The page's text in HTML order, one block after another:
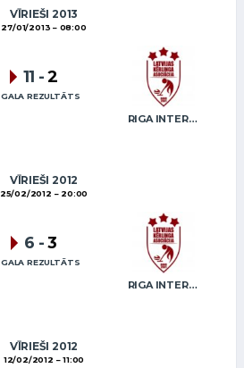
VĪRIEŠI 2013
27/01/2013 08:00
RIGA INTERNATIONAL CURLING CLUB / GRAY
11 -2
GALA REZULTĀTS
VĪRIEŠI 2012
25/02/2012 20:00
RIGA INTERNATIONAL CURLING CLUB / GRAY
6 -3
GALA REZULTĀTS
VĪRIEŠI 2012
12/02/2012 11:00